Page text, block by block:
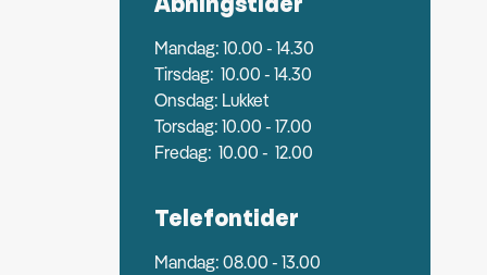
Mandag: 10.00 - 14.30
Tirsdag: 10.00 - 14.30
Onsdag: Lukket
Torsdag: 10.00 - 17.00
Fredag: 10.00 - 12.00
Telefontider
Mandag: 08.00 - 13.00